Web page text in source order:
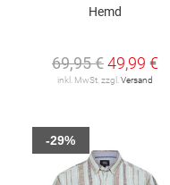
Hemd
69,95 €49,99 €
inkl. MwSt. zzgl.Versand
-29%